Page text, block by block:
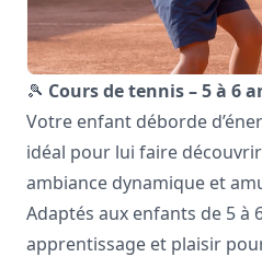
🎾 Cours de tennis – 5 à 6
Votre enfant déborde
idéal pour lui faire
ambiance dynamique et
Adaptés aux enfants de 5 à
apprentissage et plaisir